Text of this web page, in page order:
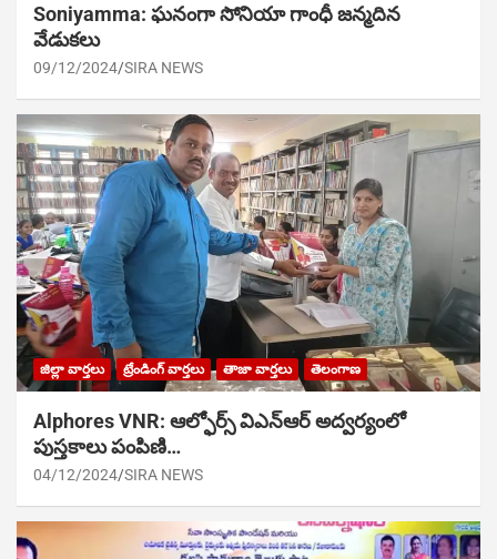
Soniyamma: ఘ‌నంగా సోనియా గాంధీ జ‌న్మ‌దిన
వేడుక‌లు
09/12/2024 SIRA NEWS
జిల్లా వార్తలు ట్రేండింగ్ వార్తలు తాజా వార్తలు తెలంగాణ
Alphores VNR: ఆల్ఫోర్స్ విఎన్ఆర్ అద్వర్యంలో
పుస్తకాలు పంపిణి…
04/12/2024 SIRA NEWS